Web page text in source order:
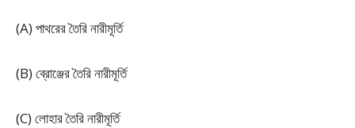
(A) পাথরের তৈরি নারীমূর্তি
(B) ব্রোঞ্জের তৈরি নারীমূর্তি
(C) লোহার তৈরি নারীমূর্তি